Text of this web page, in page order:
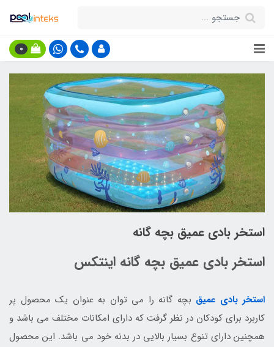
0
استخر بادی عمیق بچه گانه
استخر بادی عمیق بچه گانه اینتکس
استخر بادی عمیق بچه گانه را می توان به عنوان یک محصول پر
کاربرد برای کودکان در نظر گرفت که دارای امکانات مختلف می باشد و
همچنین دارای تنوع بسیار بالایی در بدنه خود می باشد. این محصول